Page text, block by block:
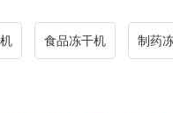
食品冻干机 制药